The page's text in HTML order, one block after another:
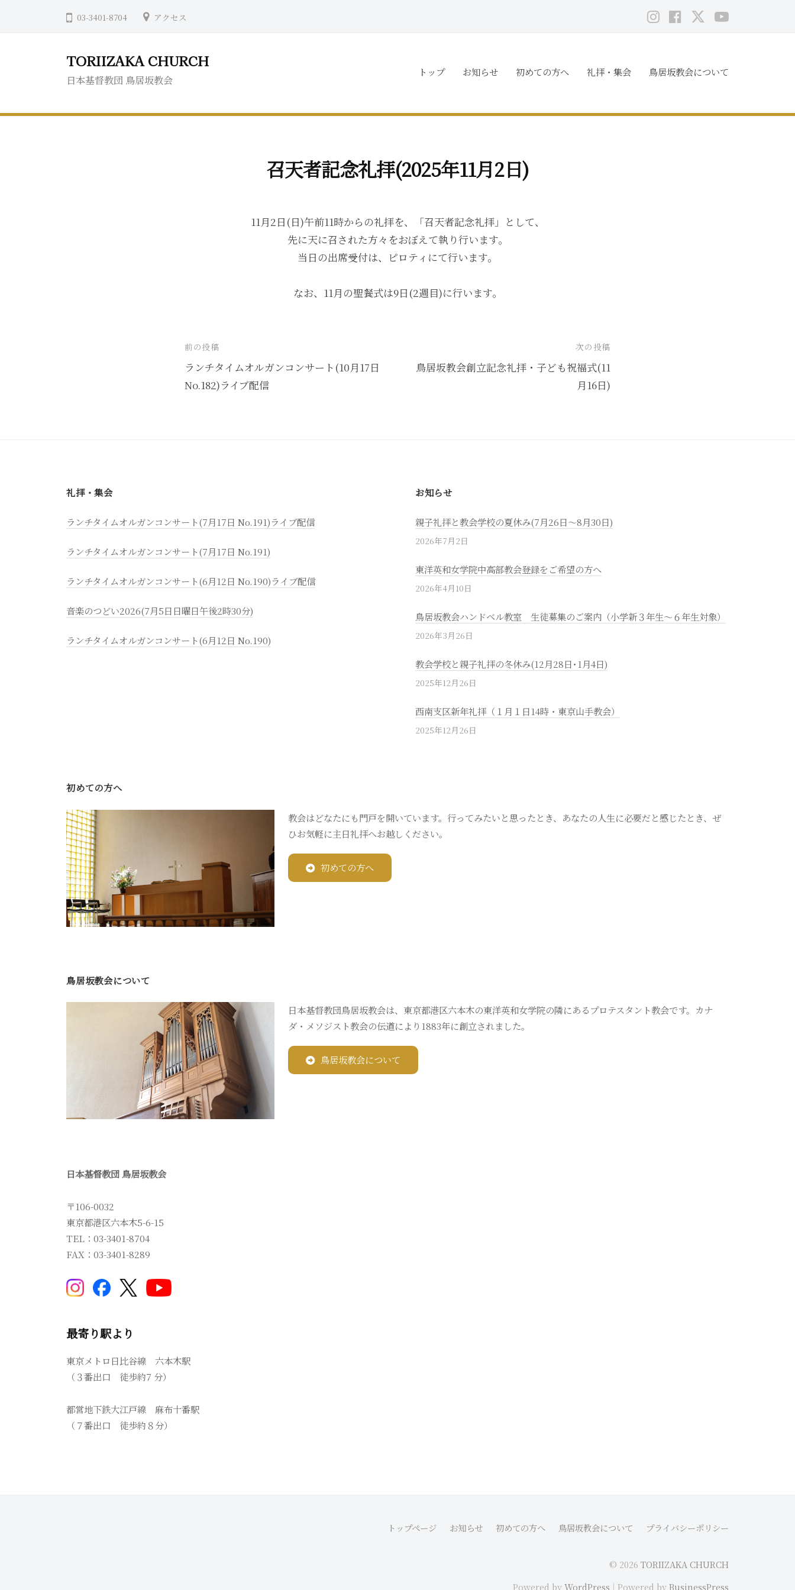
ス
03-3401-8704 アクセス instagramFacebookYouTube
TORIIZAKA CHURCH
日本基督教団 鳥居坂教会
トップ お知らせ 初めての方へ 礼拝・集会 鳥居坂教会について
召天者記念礼拝(2025年11月2日)
11月2日(日)午前11時からの礼拝を、「召天者記念礼拝」として、
先に天に召された方々をおぼえて執り行います。
当日の出席受付は、ピロティにて行います。
なお、11月の聖餐式は9日(2週目)に行います。
投
稿
ナ
前の投稿
ランチタイムオルガンコンサート(10月17日
No.182)ライブ配信
次の投稿
鳥居坂教会創立記念礼拝・子ども祝福式(11
月16日)
礼拝・集会
ランチタイムオルガンコンサート(7月17日 No.191)ライブ配信
ランチタイムオルガンコンサート(7月17日 No.191)
ランチタイムオルガンコンサート(6月12日 No.190)ライブ配信
音楽のつどい2026(7月5日日曜日午後2時30分)
ランチタイムオルガンコンサート(6月12日 No.190)
お知らせ
親子礼拝と教会学校の夏休み(7月26日～8月30日)
2026年7月2日
東洋英和女学院中高部教会登録をご希望の方へ
2026年4月10日
鳥居坂教会ハンドベル教室 生徒募集のご案内（小学新３年生～６年生対象）
2026年3月26日
教会学校と親子礼拝の冬休み(12月28日･1月4日)
2025年12月26日
西南支区新年礼拝（１月１日14時・東京山手教会）
2025年12月26日
初めての方へ
教会はどなたにも門戸を開いています。行ってみたいと思ったとき、あなたの人生に必要だと感じたとき、ぜ
ひお気軽に主日礼拝へお越しください。
初めての方へ
鳥居坂教会について
日本基督教団鳥居坂教会は、東京都港区六本木の東洋英和女学院の隣にあるプロテスタント教会です。カナ
ダ・メソジスト教会の伝道により1883年に創立されました。
鳥居坂教会について
日本基督教団 鳥居坂教会
〒106-0032
東京都港区六本木5-6-15
TEL：03-3401-8704
FAX：03-3401-8289
最寄り駅より
東京メトロ日比谷線 六本木駅
（３番出口 徒歩約7 分）
都営地下鉄大江戸線 麻布十番駅
（７番出口 徒歩約８分）
トップページ お知らせ 初めての方へ 鳥居坂教会について プライバシーポリシー
© 2026 TORIIZAKA CHURCH
Powered byWordPress | Powered byBusinessPress